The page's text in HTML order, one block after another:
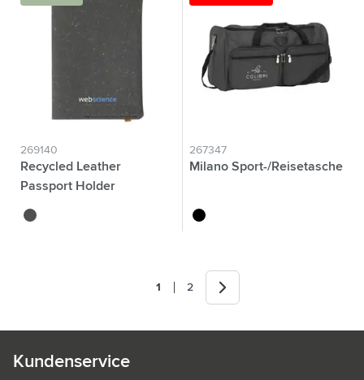
269140
Recycled Leather
Passport Holder
noir
267347
Milano Sport-/Reisetasche
schwarz
Sie lesen gerade die Seite
1 Seite
2 Weiter
Kundenservice